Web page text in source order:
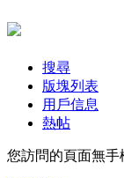
搜尋
版塊列表
用戶信息
熱帖
您訪問的頁面無手